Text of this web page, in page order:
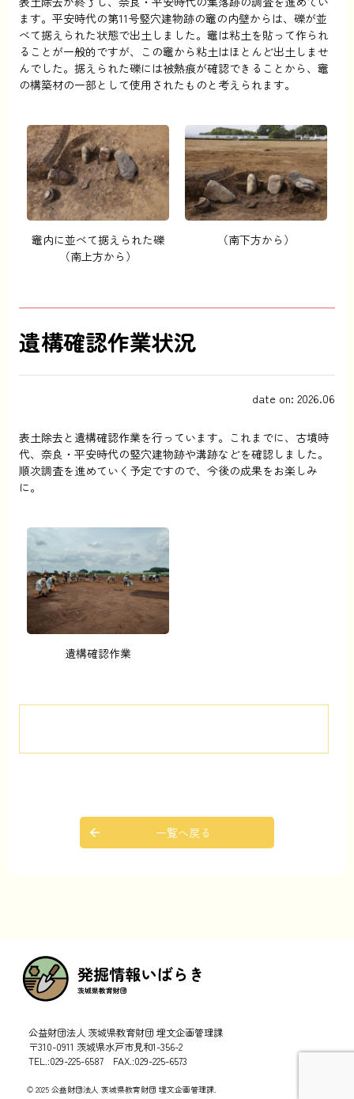
ます。平安時代の第11号竪穴建物跡の竈の内壁からは、礫が並
べて据えられた状態で出土しました。竈は粘土を貼って作られ
ることが一般的ですが、この竈から粘土はほとんど出土しませ
んでした。据えられた礫には被熱痕が確認できることから、竈
の構築材の一部として使用されたものと考えられます。
竈内に並べて据えられた礫
（南上方から）
（南下方から）
遺構確認作業状況
date on: 2026.06
表土除去と遺構確認作業を行っています。これまでに、古墳時
代、奈良・平安時代の竪穴建物跡や溝跡などを確認しました。
順次調査を進めていく予定ですので、今後の成果をお楽しみ
に。
遺構確認作業
一覧へ戻る
公益財団法人 茨城県教育財団 埋文企画管理課
〒310-0911 茨城県水戸市見和1-356-2
TEL.:029-225-6587 FAX.:029-225-6573
© 2025 公益財団法人 茨城県教育財団 埋文企画管理課.